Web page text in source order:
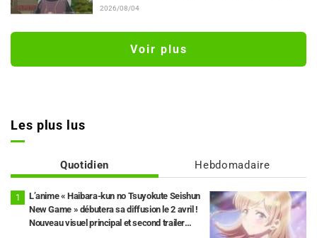
aussi superbe » : Akira Ishida en chef de
Jaadugar: A Witch in Mongolia »
2026/08/04
Voir plus
Les plus lus
Quotidien Hebdomadaire
L’anime « Haibara-kun no Tsuyokute Seishun
New Game » débutera sa diffusion le 2 avril !
Nouveau visuel principal et second trailer